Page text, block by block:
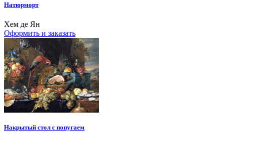
Натюрморт
Хем де Ян
Оформить и заказать
Накрытый стол с попугаем